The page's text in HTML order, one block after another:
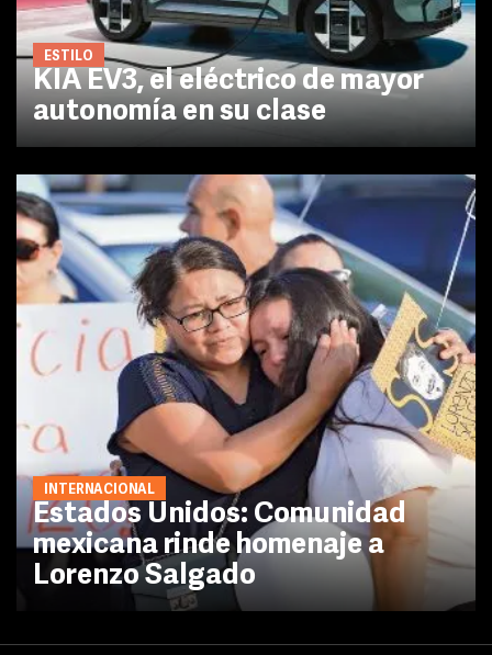
ESTILO
KIA EV3, el eléctrico de mayor
autonomía en su clase
INTERNACIONAL
Estados Unidos: Comunidad
mexicana rinde homenaje a
Lorenzo Salgado